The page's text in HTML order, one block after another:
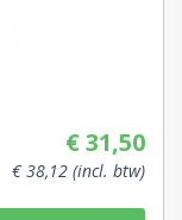
€ 31,50
€ 38,12 (incl. btw)